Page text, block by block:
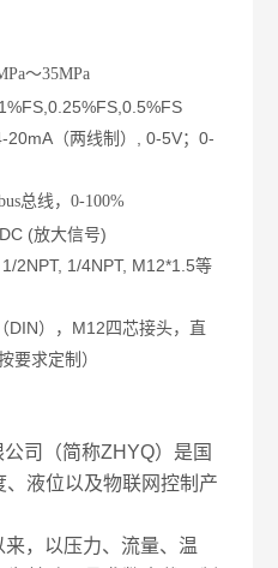
～35MPa
（两线制）, 0-5V；0-
总线，0-100%
(放大信号)
1/4NPT, M12*1.5等
），M12四芯接头，直
要求定制）
司（简称ZHYQ）是国
液位以及物联网控制产
，以压力、流量、温